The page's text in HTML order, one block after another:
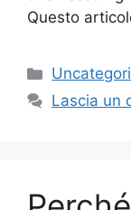
Questo
Categorie
Lascia un